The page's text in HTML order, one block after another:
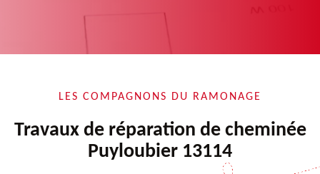
LES COMPAGNONS DU RAMONAGE
Travaux de réparation de cheminée
Puyloubier 13114